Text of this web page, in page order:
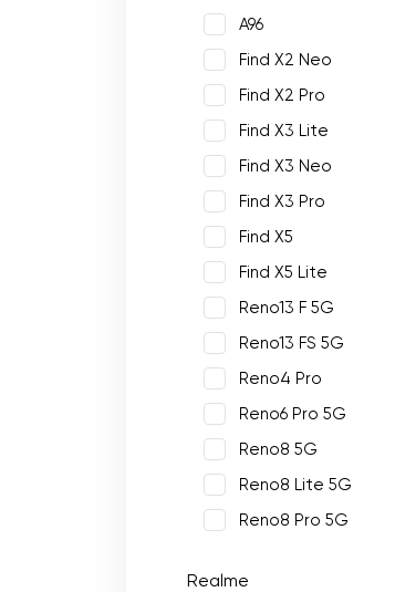
A96
Find X2 Neo
Find X2 Pro
Find X3 Lite
Find X3 Neo
Find X3 Pro
Find X5
Find X5 Lite
Reno13 F 5G
Reno13 FS 5G
Reno4 Pro
Reno6 Pro 5G
Reno8 5G
Reno8 Lite 5G
Reno8 Pro 5G
Realme